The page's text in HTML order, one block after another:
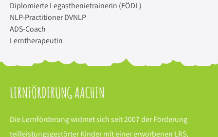
Diplomierte Legasthenietrainerin (EÖDL)
NLP-Practitioner DVNLP
ADS-Coach
Lerntherapeutin
LERNFÖRDERUNG AACHEN
Die Lernförderung widmet sich seit 2007 der Förderung
teilleistungsgestörter Kinder mit einer erworbenen LRS,